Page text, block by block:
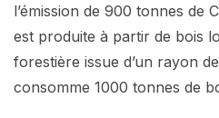
l’émission de 900 tonnes de
est produite à partir de bois
forestière issue d’un rayon
consomme 1000 tonnes de